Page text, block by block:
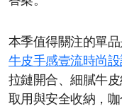
本季值得關注的單品
牛皮手感壹流時尚
拉鏈開合、細膩牛
取用與安全收納，咖